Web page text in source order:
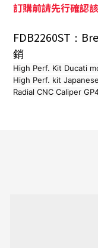
訂購前請先行確認
FDB2260ST ：
銷
High Perf. Kit Ducati
High Perf. kit
Radial CNC Caliper